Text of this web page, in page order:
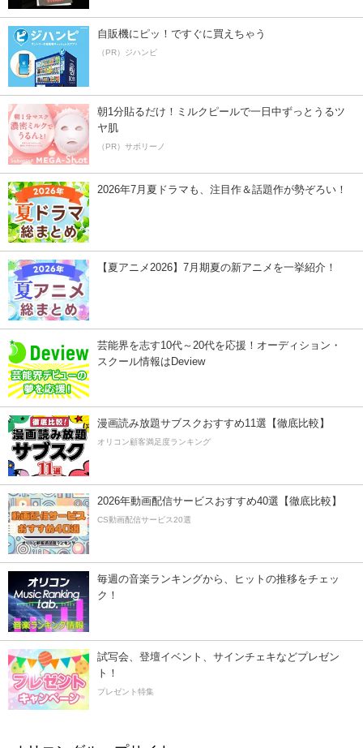
自販機にピッ！ですぐに買えちゃう
（PR）ジハンピ
朝1分貼るだけ！ミルクピールで一日中ずっとうるツ
ヤ肌
（PR）サボリーノ
2026年7月夏ドラマも、注目作＆話題作が勢ぞろい！
【夏アニメ2026】7月期夏の新アニメを一挙紹介！
芸能界を志す10代～20代を応援！オーディション・
スクール情報はDeview
漫画読み放題サブスクおすすめ11選【徹底比較】
オリコン顧客満足度ランキング
2026年動画配信サービスおすすめ40選【徹底比較】
CS動画配信サービス20選
毎週の音楽ランキングから、ヒットの推移をチェッ
ク！
試写会、登壇イベント、サインチェキなどプレゼン
ト！
プレゼント特集